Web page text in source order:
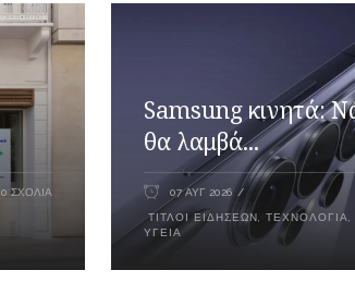
0 ΣΧΌΛΙΑ
Samsung κινητά:
θα λαμβά...
07 ΑΥΓ 2026
ΤΊΤΛΟΙ ΕΙΔΉΣΕΩΝ ΤΕΧΝΟΛΟΓΊΑ
ΥΓΕΊΑ